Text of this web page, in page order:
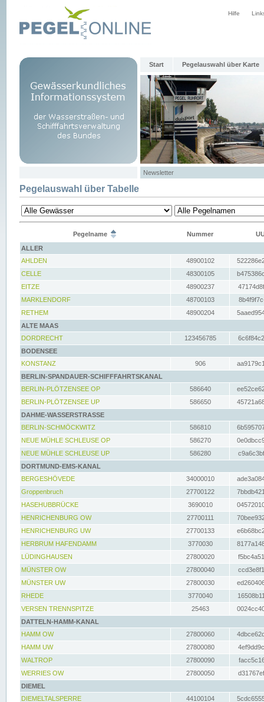
Hilfe
Start Pegelauswahl über Karte
Newsletter
Pegelauswahl über Tabelle
Pegelname Nummer
ALLER
AHLDEN
48900102
CELLE
48300105
EITZE
48900237
MARKLENDORF
48700103
RETHEM
48900204
ALTE MAAS
DORDRECHT
123456785
BODENSEE
KONSTANZ
906
BERLIN-SPANDAUER-SCHIFFFAHRTSKANAL
BERLIN-PLÖTZENSEE OP
586640
BERLIN-PLÖTZENSEE UP
586650
DAHME-WASSERSTRASSE
BERLIN-SCHMÖCKWITZ
586810
NEUE MÜHLE SCHLEUSE OP
586270
NEUE MÜHLE SCHLEUSE UP
586280
DORTMUND-EMS-KANAL
BERGESHÖVEDE
34000010
Groppenbruch
27700122
HASEHUBBRÜCKE
3690010
HENRICHENBURG OW
27700111
HENRICHENBURG UW
27700133
HERBRUM HAFENDAMM
3770030
LÜDINGHAUSEN
27800020
MÜNSTER OW
27800040
MÜNSTER UW
27800030
RHEDE
3770040
VERSEN TRENNSPITZE
25463
DATTELN-HAMM-KANAL
HAMM OW
27800060
HAMM UW
27800080
WALTROP
27800090
WERRIES OW
27800050
DIEMEL
DIEMELTALSPERRE
44100104